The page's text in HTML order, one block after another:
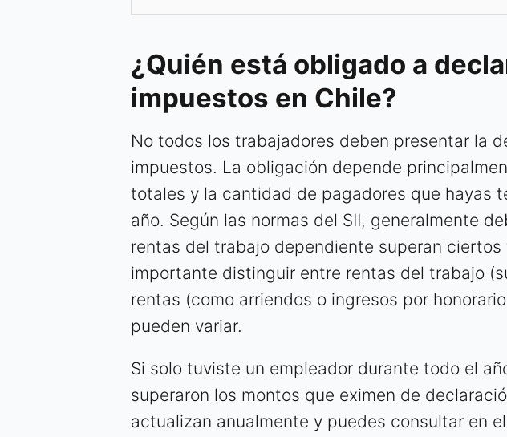
¿Quién está obligado a
impuestos en Chile?
No todos los trabajadores deben presentar la
impuestos. La obligación depende
totales y la cantidad de pagadores que hayas
año. Según las normas del SII, generalmente
rentas del trabajo dependiente superan ciertos
importante distinguir entre rentas del trabajo
rentas (como arriendos o ingresos por
pueden variar.
Si solo tuviste un empleador durante todo el
superaron los montos que eximen de
actualizan anualmente y puedes consultar en